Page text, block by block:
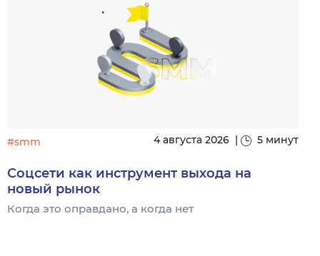
#smm 4 августа 2026 | 5 минут
Соцсети как инструмент выхода на
новый рынок
Когда это оправдано, а когда нет